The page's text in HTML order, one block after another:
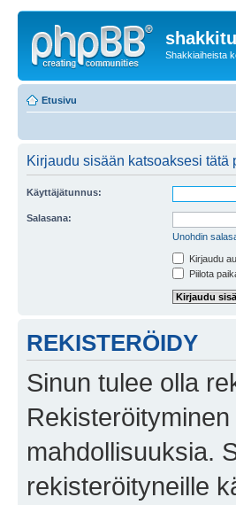
Shakkiaiheista
Etusivu
Kirjaudu sisään katsoaksesi tätä
Käyttäjätunnus:
Salasana:
Unohdin
Kirjaudu
Piilota
REKISTERÖIDY
Sinun tulee olla
mahdollisuuksia.
rekisteröityneille